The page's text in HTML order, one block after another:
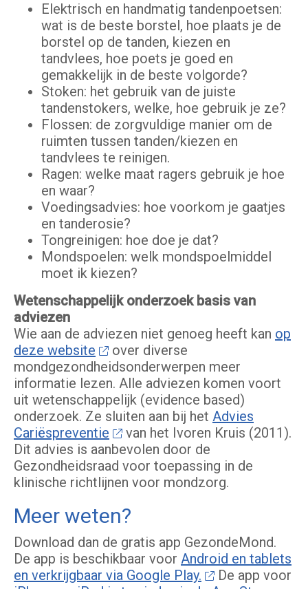
Elektrisch en handmatig tandenpoetsen:
wat is de beste borstel, hoe plaats je de
borstel op de tanden, kiezen en
tandvlees, hoe poets je goed en
gemakkelijk in de beste volgorde?
Stoken: het gebruik van de juiste
tandenstokers, welke, hoe gebruik je ze?
Flossen: de zorgvuldige manier om de
ruimten tussen tanden/kiezen en
tandvlees te reinigen.
Ragen: welke maat ragers gebruik je hoe
en waar?
Voedingsadvies: hoe voorkom je gaatjes
en tanderosie?
Tongreinigen: hoe doe je dat?
Mondspoelen: welk mondspoelmiddel
moet ik kiezen?
Wetenschappelijk onderzoek basis van
adviezen
Wie aan de adviezen niet genoeg heeft kan op
deze website
over diverse
mondgezondheidsonderwerpen meer
informatie lezen. Alle adviezen komen voort
uit wetenschappelijk (evidence based)
onderzoek. Ze sluiten aan bij het Advies
Cariëspreventie
van het Ivoren Kruis (2011).
Dit advies is aanbevolen door de
Gezondheidsraad voor toepassing in de
klinische richtlijnen voor mondzorg.
Meer weten?
Download dan de gratis app GezondeMond.
De app is beschikbaar voor Android en tablets
en verkrijgbaar via Google Play.
De app voor